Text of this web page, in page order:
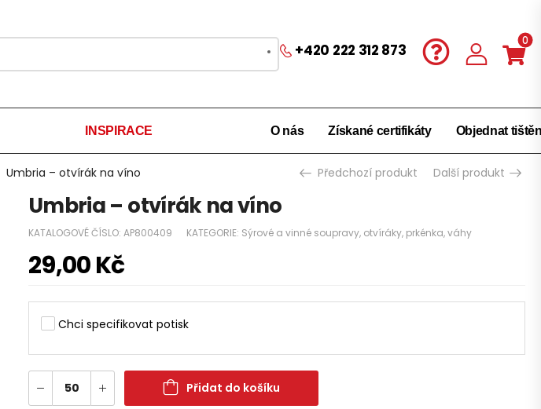
+420 222 312 873
0
INSPIRACE O nás Získané certifikáty Objednat
Umbria – otvírák na víno Předchozí produkt Další produkt
Umbria – otvírák na víno
KATALOGOVÉ ČÍSLO: AP800409 KATEGORIE: Sýrové a vinné soupravy, otvíráky, prkénka, váhy
29,00Kč
Chci specifikovat potisk
Přidat do košíku